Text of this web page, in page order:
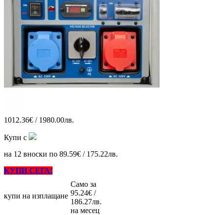
1012.36€ / 1980.00лв.
Купи с
на 12 вноски по 89.59€ / 175.22лв.
КУПИ СЕГА!
купи на изплащане
Само за
95.24€ /
186.27лв.
на месец